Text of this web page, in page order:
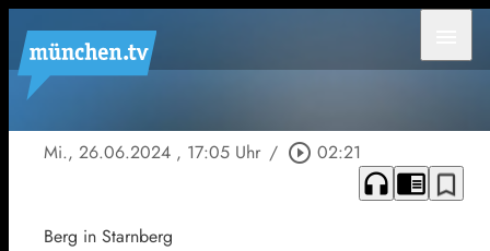
Mi., 26.06.2024 , 17:05 Uhr / play_circle_outline 02:21
headphones chrome_reader_mode bookmark_border
Berg in Starnberg